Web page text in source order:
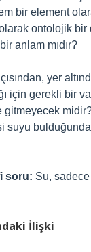
bir element
ontolojik bir
anlam mıdır?
yer
için gerekli bir
suyu
soru: Su, sadece
İlişki